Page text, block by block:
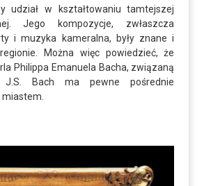
udział w kształtowaniu tamtejszej
Jego kompozycje, zwłaszcza
i muzyka kameralna, były znane i
Można więc powiedzieć, że
Philippa Emanuela Bacha, związaną
J.S. Bach ma pewne pośrednie